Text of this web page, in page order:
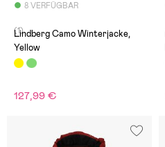
8 VERFÜGBAR
(1)
Lindberg Camo Winterjacke,
Yellow
127,99 €